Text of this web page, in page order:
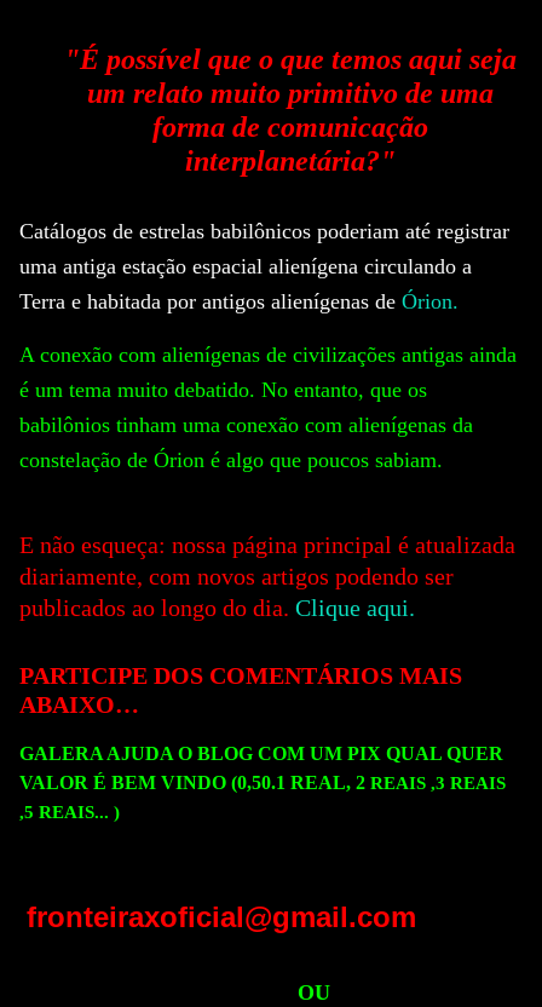
"É possível que o que temos aqui seja
um relato muito primitivo de uma
forma de comunicação
interplanetária?"
Catálogos de estrelas babilônicos poderiam até registrar
uma antiga estação espacial alienígena circulando a
Terra e habitada por antigos alienígenas de Órion.
A conexão com alienígenas de civilizações antigas ainda
é um tema muito debatido. No entanto, que os
babilônios tinham uma conexão com alienígenas da
constelação de Órion é algo que poucos sabiam.
E não esqueça: nossa página principal é atualizada
diariamente, com novos artigos podendo ser
publicados ao longo do dia. Clique aqui.
PARTICIPE DOS COMENTÁRIOS MAIS
ABAIXO…
GALERA AJUDA O BLOG COM UM PIX QUAL QUER
VALOR É BEM VINDO (0,50.1 REAL, 2 REAIS ,3 REAIS
,5 REAIS... )
fronteiraxoficial@gmail.com
OU